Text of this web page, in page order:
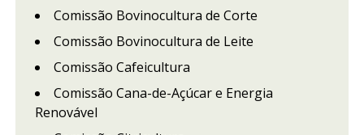
Comissão Bovinocultura de Corte
Comissão Bovinocultura de Leite
Comissão Cafeicultura
Comissão Cana-de-Açúcar e Energia
Renovável